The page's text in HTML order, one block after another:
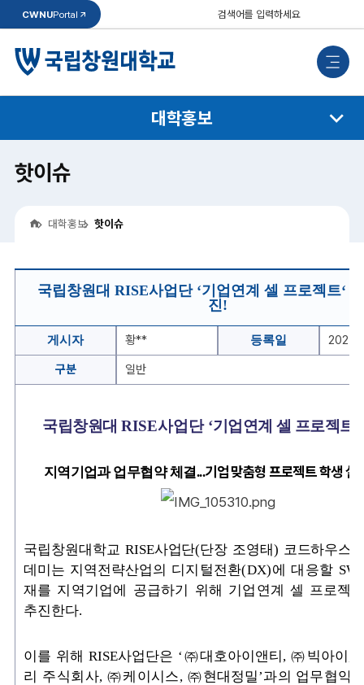
검
CWNUPortal
모
메
대학홍보
핫이슈
홈
대학홍보 핫이슈
세
국립창원대 RISE사업단 ‘기업연계 셀 프로젝트‘
진!
게시자 황** 등록일
2025.
구분
일반
국립창원대RISE사업단 ‘기업연계 셀 프로젝트
지역기업과 업무협약 체결...기업 맞춤형 프로젝트 학생 실
국립창원대학교RISE사업단(단장 조영태) 코드하우스
데미는 지역전략산업의 디지털전환(DX)에 대응할
재를 지역기업에 공급하기 위해 기업연계 셀 프로젝
추진한다.
이를 위해RISE사업단은 ‘㈜대호아이앤티 , ㈜ 빅아이
리 주식회사, ㈜케이시스,㈜현대정밀’과의 업무협약